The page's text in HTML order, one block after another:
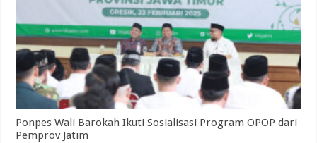
Ponpes Wali Barokah Ikuti Sosialisasi Program OPOP dari
Pemprov Jatim